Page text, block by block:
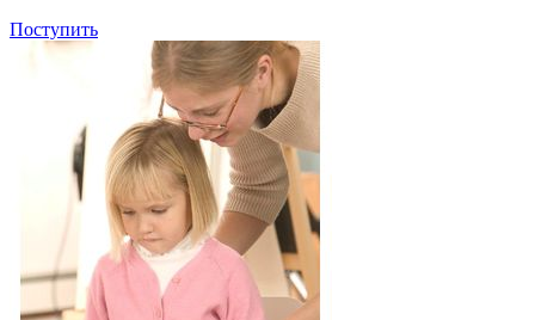
Поступить